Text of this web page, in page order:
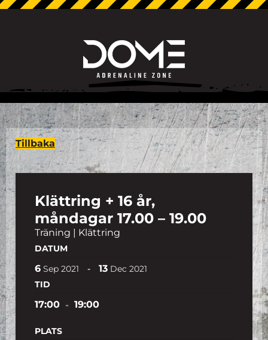
Tillbaka
Klättring + 16 år,
måndagar 17.00 – 19.00
Träning | Klättring
DATUM
6 Sep 2021 - 13 Dec 2021
TID
17:00 - 19:00
PLATS